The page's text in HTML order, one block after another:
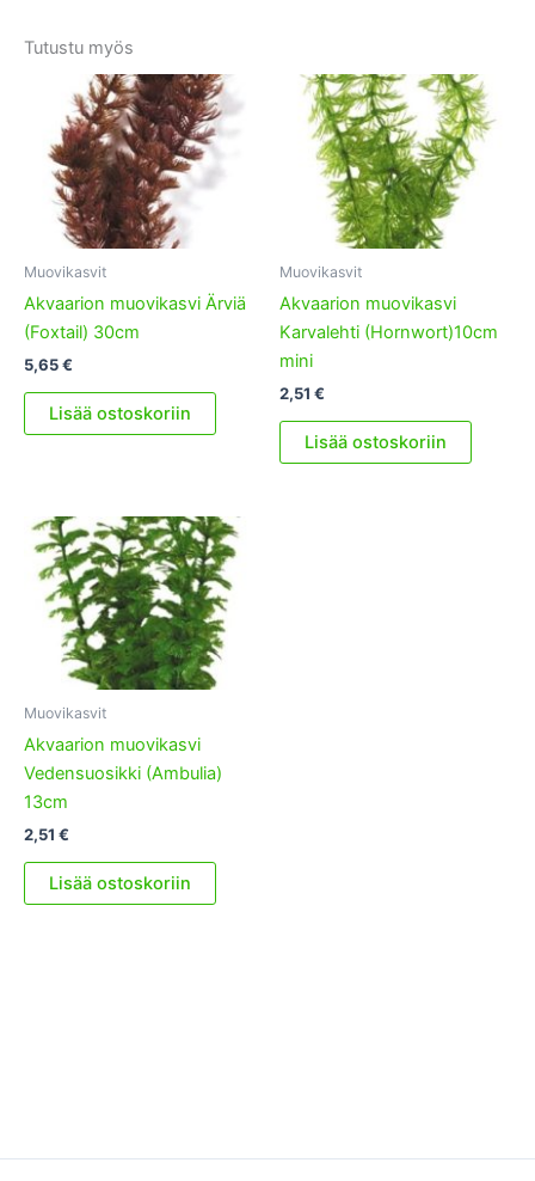
Tutustu myös
Muovikasvit
Akvaarion muovikasvi Ärviä
(Foxtail) 30cm
5,65€
Lisää ostoskoriin
Muovikasvit
Akvaarion muovikasvi
Karvalehti (Hornwort)10cm
mini
2,51 €
Lisää ostoskoriin
Muovikasvit
Akvaarion muovikasvi
Vedensuosikki (Ambulia)
13cm
2,51 €
Lisää ostoskoriin